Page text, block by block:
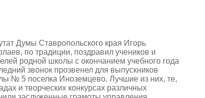
Думы Ставропольского края Игорь
по традиции, поздравил учеников и
родной школы с окончанием учебного года
звонок прозвенел для выпускников
№ 5 поселка Иноземцево. Лучшие из них, те,
и творческих конкурсах различных